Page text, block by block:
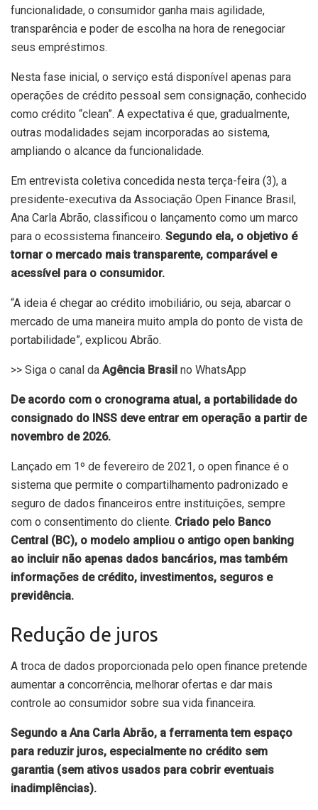
funcionalidade, o consumidor ganha mais agilidade,
transparência e poder de escolha na hora de renegociar
seus empréstimos.
Nesta fase inicial, o serviço está disponível apenas para
operações de crédito pessoal sem consignação, conhecido
como crédito “clean”. A expectativa é que, gradualmente,
outras modalidades sejam incorporadas ao sistema,
ampliando o alcance da funcionalidade.
Em entrevista coletiva concedida nesta terça-feira (3), a
presidente-executiva da Associação Open Finance Brasil,
Ana Carla Abrão, classificou o lançamento como um marco
para o ecossistema financeiro. Segundo ela, o objetivo é
tornar o mercado mais transparente, comparável e
acessível para o consumidor.
“A ideia é chegar ao crédito imobiliário, ou seja, abarcar o
mercado de uma maneira muito ampla do ponto de vista de
portabilidade”, explicou Abrão.
>> Siga o canal da Agência Brasil no WhatsApp
De acordo com o cronograma atual, a portabilidade do
consignado do INSS deve entrar em operação a partir de
novembro de 2026.
Lançado em 1º de fevereiro de 2021, o open finance é o
sistema que permite o compartilhamento padronizado e
seguro de dados financeiros entre instituições, sempre
com o consentimento do cliente. Criado pelo Banco
Central (BC), o modelo ampliou o antigo open banking
ao incluir não apenas dados bancários, mas também
informações de crédito, investimentos, seguros e
previdência.
Redução de juros
A troca de dados proporcionada pelo open finance pretende
aumentar a concorrência, melhorar ofertas e dar mais
controle ao consumidor sobre sua vida financeira.
Segundo a Ana Carla Abrão, a ferramenta tem espaço
para reduzir juros, especialmente no crédito sem
garantia (sem ativos usados para cobrir eventuais
inadimplências).